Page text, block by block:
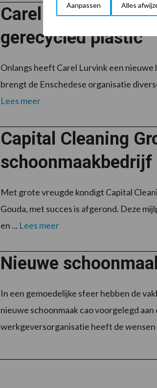
Aanpassen Alles
Carel Lurvink
gerecycled plastic
Onlangs heeft Carel Lurvink een
brengt de Enschedese organisatie
Lees meer
Capital Cleaning
schoonmaakbedrijf
Met grote vreugde kondigt Capital
Gouda, met succes is afgerond. Deze
en ... Lees meer
Nieuwe
In een gemoedelijke sfeer hebben de
nieuwe schoonmaak cao voorgelegd
werkgeversorganisatie heeft de wensen